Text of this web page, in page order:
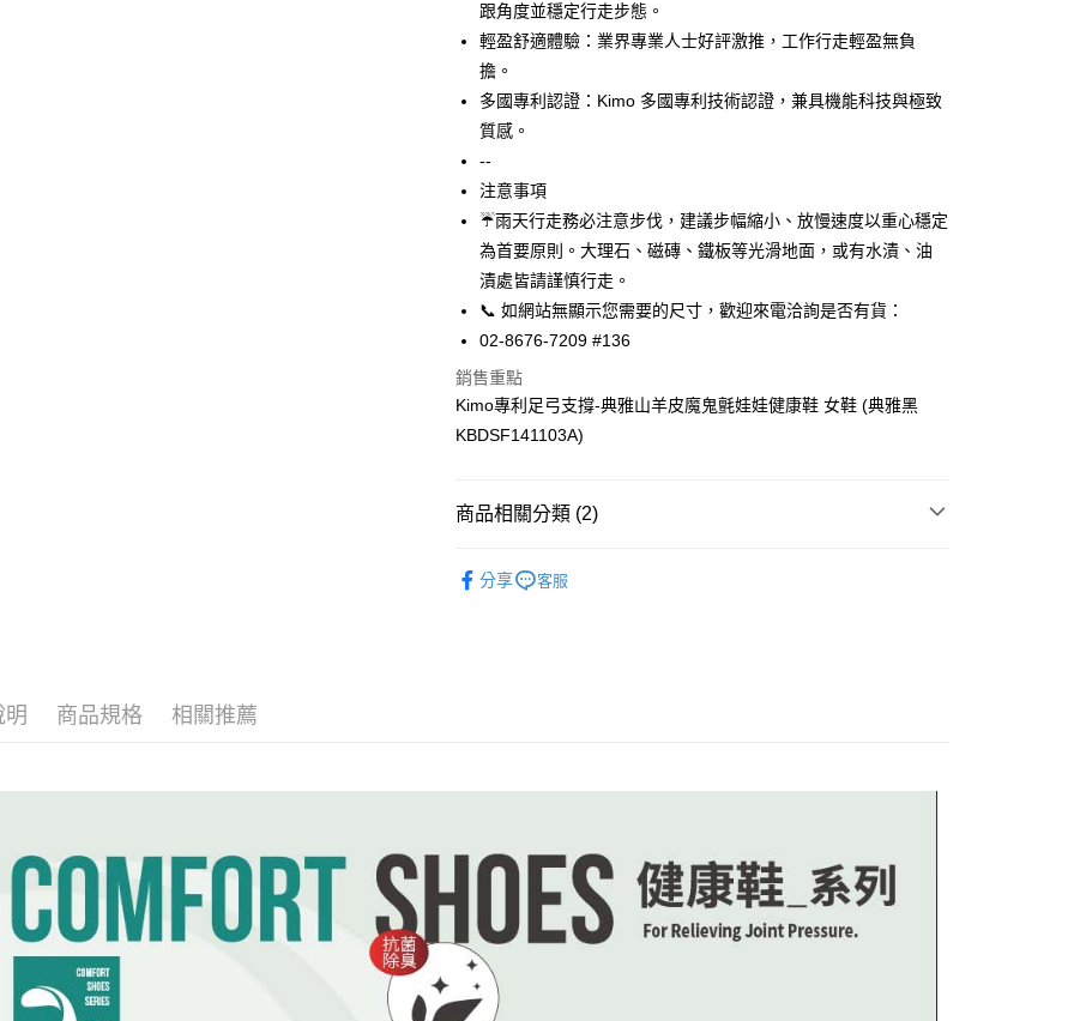
台新國際商業銀行
台灣樂天信用卡公司
Google Pay
AFTEE先享後付
相關說明
【關於「AFTEE先享後付」】
AFTEE先享後付是「在收到商品之後才付款」的支付方式。 讓您購物簡單
便利好安心！
１．簡單：不需註冊會員、不需綁卡、不需儲值。
２．便利：只要手機號碼，簡訊認證，即可結帳。
３．安心：先確認商品／服務後，再付款。
【「AFTEE先享後付」結帳流程】
１．於結帳方式選擇「AFTEE先享後付」後，將跳轉至「AFTEE先享後
付」結帳頁面，進行簡訊認證並確認金額後，即可完成結帳。
２．訂單成立數日內，您將收到繳費通知簡訊。
／ATM／網路銀行／等多元方式進行付款，方視為交易完成。
※ 請注意：結帳手續完成當下不需立刻繳費，但若您需要取消訂單，請聯
先享後付繳納相關費用。
付客戶支援中心」https://netprotections.freshdesk.com/support/home
１．透過由恩沛科技股份有限公司提供之「AFTEE先享後付」服務完成之
交易，需依本服務之必要範圍內提供個人資料，並將交易相關給付款項請
結果請求用戶進行身份認證。
動。
ATM付款
貨到付款
運送方式
全家取貨付款
每筆NT$60，滿NT$1,000(含以上)免運費
7-11取貨付款
每筆NT$60，滿NT$1,000(含以上)免運費
每筆NT$60，滿NT$1,000(含以上)免運費
跟角度並穩定行走步態。
輕盈舒適體驗：業界專業人士好評激推，工作行走輕盈無負
擔。
多國專利認證：Kimo 多國專利技術認證，兼具機能科技與極致
質感。
--
注意事項
☔雨天行走務必注意步伐，建議步幅縮小、放慢速度以重心穩定
為首要原則。大理石、磁磚、鐵板等光滑地面，或有水漬、油
漬處皆請謹慎行走。
📞 如網站無顯示您需要的尺寸，歡迎來電洽詢是否有貨：
02-8676-7209 #136
銷售重點
Kimo專利足弓支撐-典雅山羊皮魔鬼氈娃娃健康鞋 女鞋 (典雅黑
KBDSF141103A)
商品相關分類 (2)
分享 客服
明 商品規格 相關推薦